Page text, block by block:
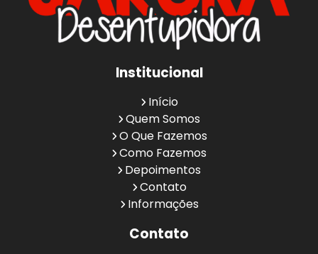
Institucional
Início
Quem Somos
O Que Fazemos
Como Fazemos
Depoimentos
Contato
Informações
Contato